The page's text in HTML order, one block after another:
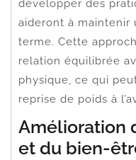
développer des
aideront à maintenir
terme. Cette
relation équilibrée
physique, ce qui
reprise de poids à
Amélioration
et du bien-